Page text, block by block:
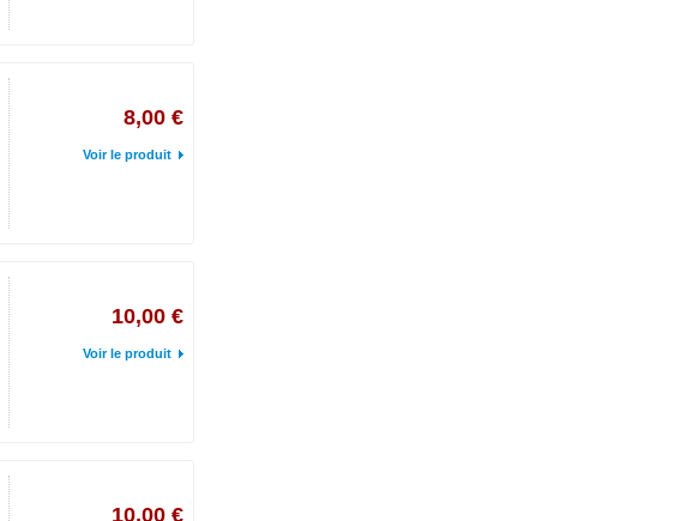
8,00 €
Voir le produit
10,00 €
Voir le produit
10,00 €